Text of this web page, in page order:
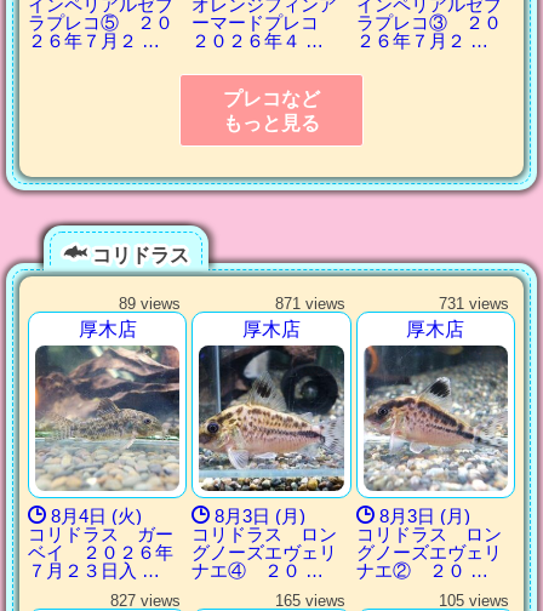
インペリアルゼブ
ラプレコ⑤ ２０
２６年７月２ …
オレンジフィンア
ーマードプレコ
２０２６年４ …
インペリアルゼブ
ラプレコ③ ２０
２６年７月２ …
プレコなど
もっと見る
コリドラス
89 views
厚木店
8月4日 (火)
コリドラス ガー
ベイ ２０２６年
７月２３日入 …
871 views
厚木店
8月3日 (月)
コリドラス ロン
グノーズエヴェリ
ナエ④ ２０ …
731 views
厚木店
8月3日 (月)
コリドラス ロン
グノーズエヴェリ
ナエ② ２０ …
827 views 165 views 105 views